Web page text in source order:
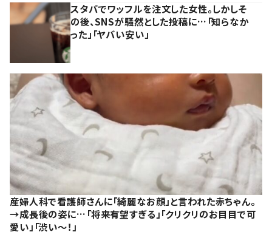
スタバでワッフルを注文した女性。しかしそ
の後、SNSが騒然とした投稿に…「知らなか
った」「ヤバい安い」
産婦人科で看護師さんに「綺麗なお顔」と言われた赤ちゃん。
→成長後の姿に…「将来有望すぎる」「クリクリのお目目で可
愛い」「渋い～！」